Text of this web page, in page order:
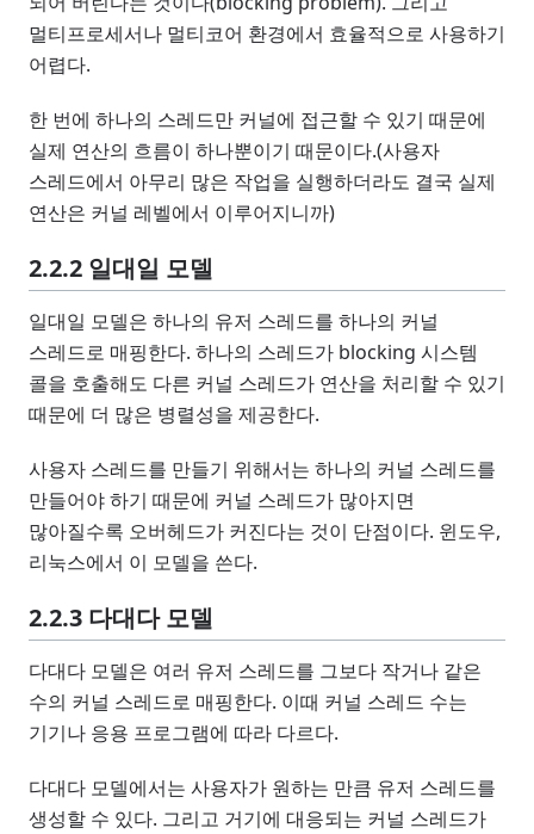
멀티프로세서나 멀티코어 환경에서 효율적으로 사용하기
어렵다.
한 번에 하나의 스레드만 커널에 접근할 수 있기 때문에
실제 연산의 흐름이 하나뿐이기 때문이다.(사용자
스레드에서 아무리 많은 작업을 실행하더라도 결국 실제
연산은 커널 레벨에서 이루어지니까)
2.2.2 일대일 모델
일대일 모델은 하나의 유저 스레드를 하나의 커널
스레드로 매핑한다. 하나의 스레드가 blocking 시스템
콜을 호출해도 다른 커널 스레드가 연산을 처리할 수 있기
때문에 더 많은 병렬성을 제공한다.
사용자 스레드를 만들기 위해서는 하나의 커널 스레드를
만들어야 하기 때문에 커널 스레드가 많아지면
많아질수록 오버헤드가 커진다는 것이 단점이다. 윈도우,
리눅스에서 이 모델을 쓴다.
2.2.3 다대다 모델
다대다 모델은 여러 유저 스레드를 그보다 작거나 같은
수의 커널 스레드로 매핑한다. 이때 커널 스레드 수는
기기나 응용 프로그램에 따라 다르다.
다대다 모델에서는 사용자가 원하는 만큼 유저 스레드를
생성할 수 있다. 그리고 거기에 대응되는 커널 스레드가